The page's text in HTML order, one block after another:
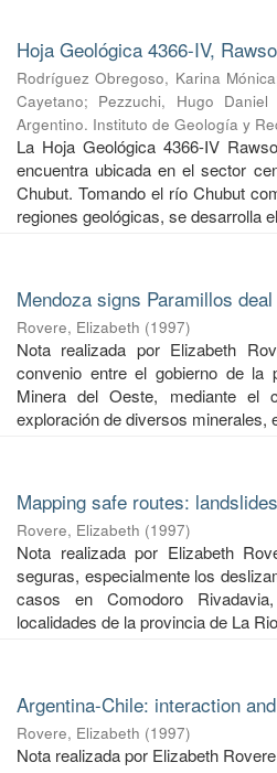
Hoja Geológica 4366-IV,
Rodríguez Obregoso, Karina Mónica
Cayetano; Pezzuchi, Hugo Daniel
Argentino. Instituto de Geología y
La Hoja Geológica 4366-IV
encuentra ubicada en el sector
Chubut. Tomando el río Chubut
regiones geológicas, se desarrolla
Mendoza signs Paramillos deal
Rovere, Elizabeth (1997)
Nota realizada por Elizabeth
convenio entre el gobierno de la
Minera del Oeste, mediante
exploración de diversos minerales,
Mapping safe routes: landslides
Rovere, Elizabeth (1997)
Nota realizada por Elizabeth
seguras, especialmente los
casos en Comodoro
localidades de la provincia de La
Argentina-Chile: interaction
Rovere, Elizabeth (1997)
Nota realizada por Elizabeth